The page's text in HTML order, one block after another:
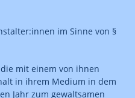
im Sinne von §
mit einem von ihnen
in ihrem Medium in dem
Jahr zum gewaltsamen